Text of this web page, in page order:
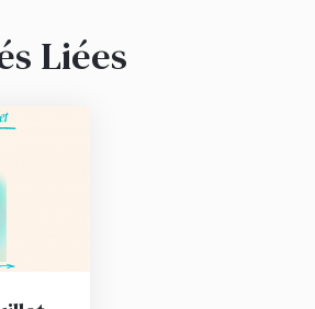
Liées